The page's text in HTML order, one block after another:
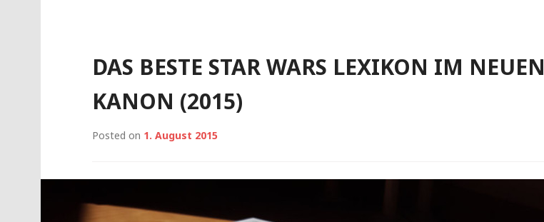
DAS BESTE STAR WARS LEXIKON IM NEUEN
KANON (2015)
Posted on 1. August 2015